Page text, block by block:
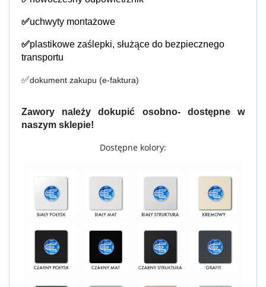
✅uchwyty montażowe
✅plastikowe zaślepki, służące do bezpiecznego
transportu
✅dokument zakupu (e-faktura)
Zawory należy dokupić osobno- dostępne w
naszym sklepie!
Dostępne kolory: